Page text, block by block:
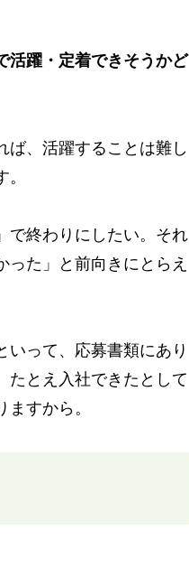
活躍・定着できそうかど
ば、活躍することは難し
で終わりにしたい。それ
た」と前向きにとらえ
いって、応募書類にあり
たとえ入社できたとして
すから。